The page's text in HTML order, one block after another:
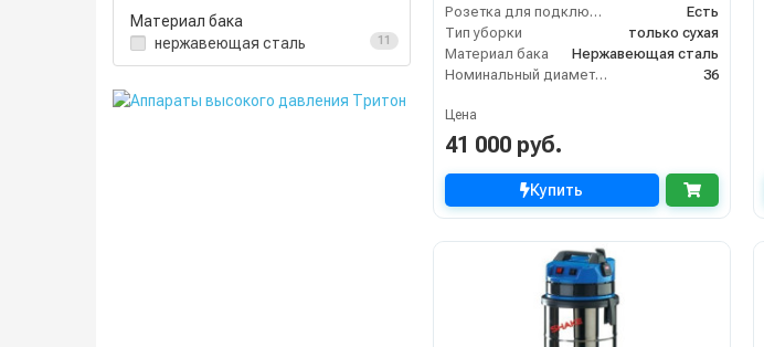
Материал бака
нержавеющая сталь
11
Розетка для подключения инструмента
Есть
Тип уборки
только сухая
Материал бака
Нержавеющая сталь
Номинальный диаметр принадлежностей (мм)
36
Цена
41 000 руб.
Купить